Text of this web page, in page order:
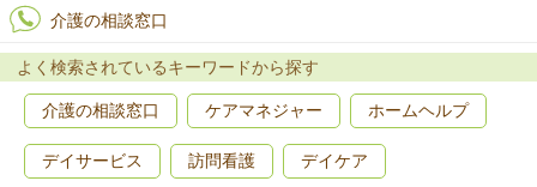
介護の相談窓口
よく検索されているキーワードから探す
介護の相談窓口 ケアマネジャー ホームヘルプ
デイサービス 訪問看護 デイケア